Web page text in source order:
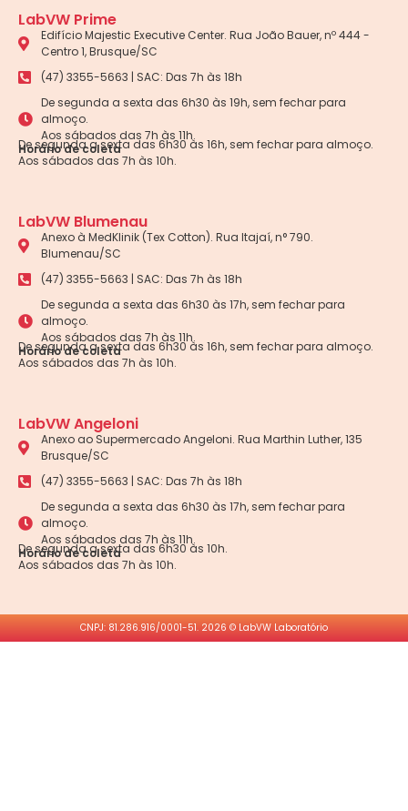
LabVW Prime
Edifício Majestic Executive Center. Rua João Bauer, nº 444 -
Centro 1, Brusque/SC
(47) 3355-5663 | SAC: Das 7h às 18h
De segunda a sexta das 6h30 às 19h, sem fechar para
almoço.
Aos sábados das 7h às 11h.
Horário de coleta
De segunda a sexta das 6h30 às 16h, sem fechar para almoço.
Aos sábados das 7h às 10h.
LabVW Blumenau
Anexo à MedKlinik (Tex Cotton). Rua Itajaí, n° 790.
Blumenau/SC
(47) 3355-5663 | SAC: Das 7h às 18h
De segunda a sexta das 6h30 às 17h, sem fechar para
almoço.
Aos sábados das 7h às 11h.
Horário de coleta
De segunda a sexta das 6h30 às 16h, sem fechar para almoço.
Aos sábados das 7h às 10h.
LabVW Angeloni
Anexo ao Supermercado Angeloni. Rua Marthin Luther, 135
Brusque/SC
(47) 3355-5663 | SAC: Das 7h às 18h
De segunda a sexta das 6h30 às 17h, sem fechar para
almoço.
Aos sábados das 7h às 11h.
Horário de coleta
De segunda a sexta das 6h30 às 10h.
Aos sábados das 7h às 10h.
CNPJ: 81.286.916/0001-51. 2026 © LabVW Laboratório